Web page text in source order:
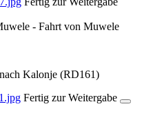
Kalonje (RD733)
Fertig zur Weitergabe
- Fahrt von
-
Kalonje (RD733)